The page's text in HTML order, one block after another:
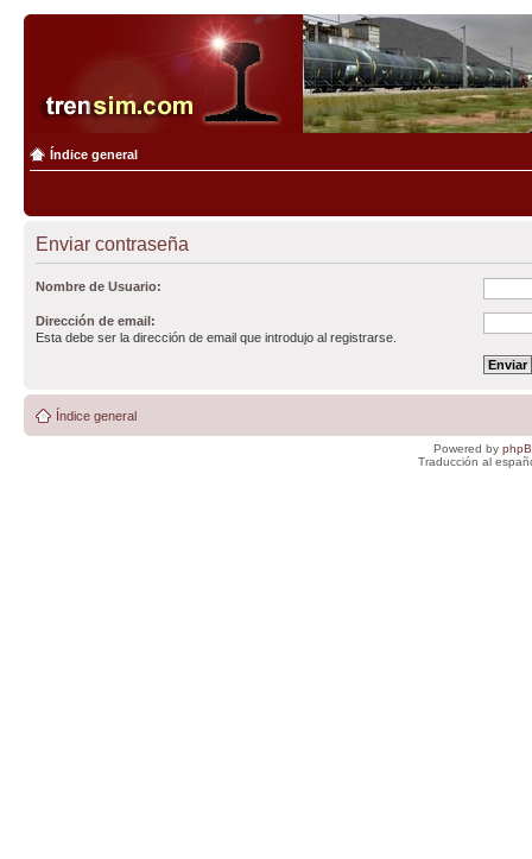
Índice general
Enviar contraseña
Nombre de Usuario:
Dirección de email:
Esta debe ser la dirección de email que introdujo al registrarse.
Índice general
Powered by
Traducción al